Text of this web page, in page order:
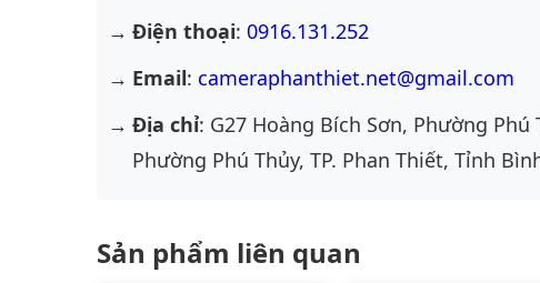
Điện thoại: 0916.131.252
Email: cameraphanthiet.net@gmail.com
Địa chỉ: G27 Hoàng Bích Sơn, Phường
Phường Phú Thủy, TP. Phan Thiết, Tỉnh
Sản phẩm liên quan